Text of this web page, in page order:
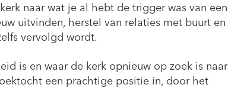
naar wat je al hebt de trigger was van een
uitvinden, herstel van relaties met buurt en
vervolgd wordt.
is en waar de kerk opnieuw op zoek is naar
een prachtige positie in, door het